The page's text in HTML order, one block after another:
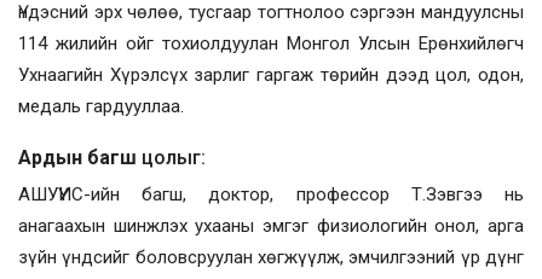
Үндэсний эрх чөлөө, тусгаар тогтнолоо сэргээн мандуулсны
114 жилийн ойг тохиолдуулан Монгол Улсын Ерөнхийлөгч
Ухнаагийн Хүрэлсүх зарлиг гаргаж төрийн дээд цол, одон,
медаль гардууллаа.
Ардын багш цолыг:
АШУҮИС-ийн багш, доктор, профессор Т.Зэвгээ нь
анагаахын шинжлэх ухааны эмгэг физиологийн онол, арга
зүйн үндсийг боловсруулан хөгжүүлж, эмчилгээний үр дүнг